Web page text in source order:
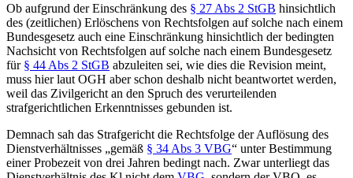
Ob aufgrund der Einschränkung des § 27 Abs 2 StGB hinsichtlich
des (zeitlichen) Erlöschens von Rechtsfolgen auf solche nach einem
Bundesgesetz auch eine Einschränkung hinsichtlich der bedingten
Nachsicht von Rechtsfolgen auf solche nach einem Bundesgesetz
für § 44 Abs 2 StGB abzuleiten sei, wie dies die Revision meint,
muss hier laut OGH aber schon deshalb nicht beantwortet werden,
weil das Zivilgericht an den Spruch des verurteilenden
strafgerichtlichen Erkenntnisses gebunden ist.
Demnach sah das Strafgericht die Rechtsfolge der Auflösung des
Dienstverhältnisses „gemäß § 34 Abs 3 VBG“ unter Bestimmung
einer Probezeit von drei Jahren bedingt nach. Zwar unterliegt das